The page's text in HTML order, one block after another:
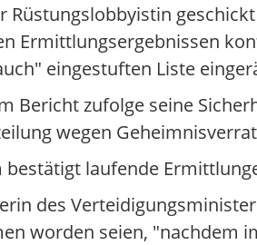
Rüstungslobbyistin
Ermittlungsergebnissen
eingestuften Liste
Bericht zufolge seine
wegen
laufende
des
worden seien, "nachdem